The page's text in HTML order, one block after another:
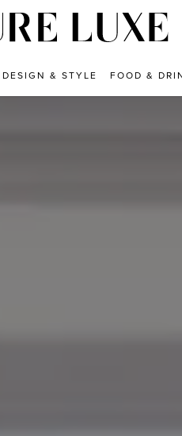
DESIGN & STYLE FOOD &